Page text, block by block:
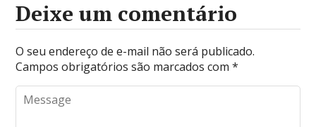
Deixe um comentário
O seu endereço de e-mail não será publicado.
Campos obrigatórios são marcados com*